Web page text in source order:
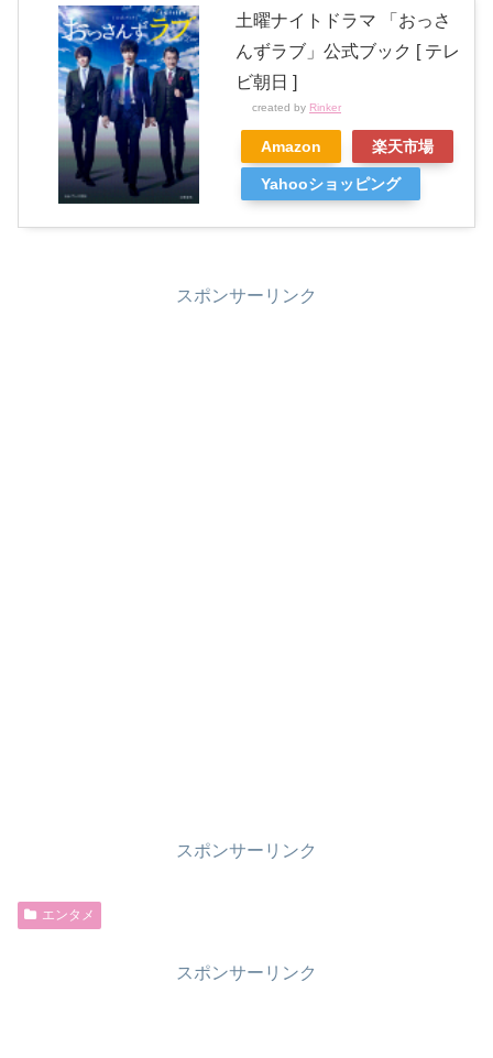
土曜ナイトドラマ 「おっさ
んずラブ」公式ブック [ テレ
ビ朝日 ]
created by Rinker
Amazon 楽天市場
Yahooショッピング
スポンサーリンク
スポンサーリンク
エンタメ
スポンサーリンク